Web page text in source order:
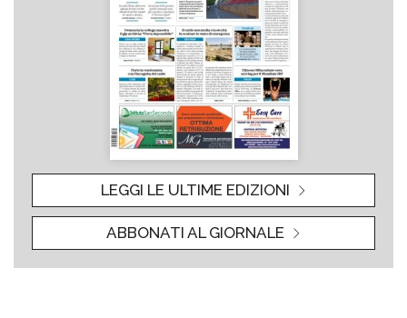
LEGGI LE ULTIME EDIZIONI
ABBONATI AL GIORNALE